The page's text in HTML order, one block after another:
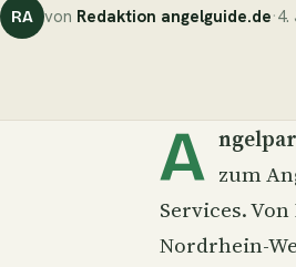
RA von Redaktion angelguide.de·4.
A zum
Services.
Nordrhein-